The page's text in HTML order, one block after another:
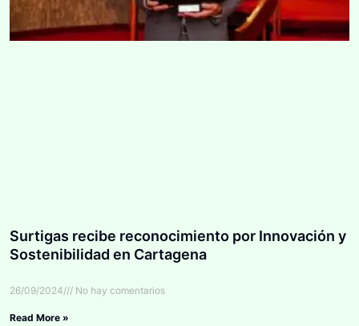
Surtigas recibe reconocimiento por Innovación y
Sostenibilidad en Cartagena
26/09/2024 No hay comentarios
Read More »